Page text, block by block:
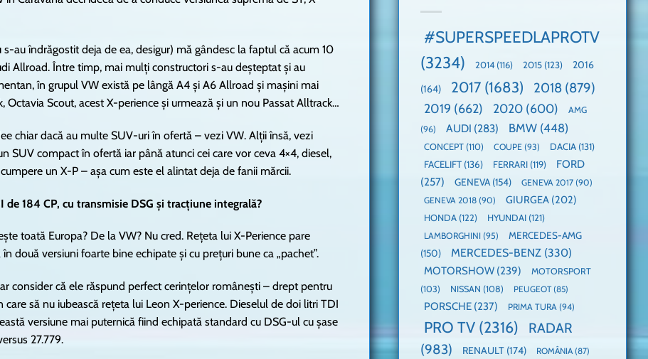
au îndrăgostit deja de ea, desigur) mă gândesc la faptul că acum 10
Allroad. Între timp, mai mulți constructori s-au deșteptat și au
în grupul VW există pe lângă A4 și A6 Allroad și mașini mai
Scout, acest X-perience și urmează și un nou Passat Alltrack…
chiar dacă au multe SUV-uri în ofertă – vezi VW. Alții însă, vezi
SUV compact în ofertă iar până atunci cei care vor ceva 4×4, diesel,
un X-P – așa cum este el alintat deja de fanii mărcii.
184 CP, cu transmisie DSG și tracțiune integrală?
toată Europa? De la VW? Nu cred. Rețeta lui X-Perience pare
două versiuni foarte bine echipate și cu prețuri bune ca „pachet”.
consider că ele răspund perfect cerințelor românești – drept pentru
să nu iubească rețeta lui Leon X-perience. Dieselul de doi litri TDI
versiune mai puternică fiind echipată standard cu DSG-ul cu șase
27.779.
dube
EV3
câștigătoare,
domină
#SUPERSPEEDLAPROTV
(3234)
2014 (116) 2015 (123) 2016
(164) 2017 (1683) 2018 (879)
2019 (662) 2020 (600)
AMG
(96)
AUDI (283) BMW (448)
CONCEPT (110) COUPE (93) DACIA (131)
FACELIFT (136) FERRARI (119)
FORD
(257)
GENEVA(154) GENEVA 2017 (90)
GENEVA 2018 (90) GIURGEA (202)
HONDA (122) HYUNDAI (121)
LAMBORGHINI (95)
MERCEDES-AMG
(150)
MERCEDES-BENZ (330)
MOTORSHOW (239)
MOTORSPORT
(103)
NISSAN (108) PEUGEOT(85)
PORSCHE (237) PRIMA TURA (94)
PRO TV (2316)
RADAR
(983)
RENAULT (174) ROMÂNIA(87)